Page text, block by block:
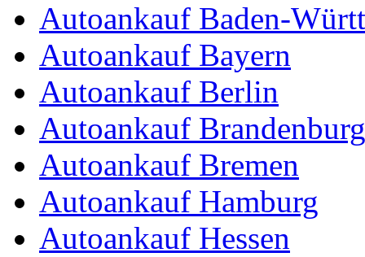
Autoankauf Baden-
Autoankauf Bayern
Autoankauf Berlin
Autoankauf Brandenburg
Autoankauf Bremen
Autoankauf Hamburg
Autoankauf Hessen